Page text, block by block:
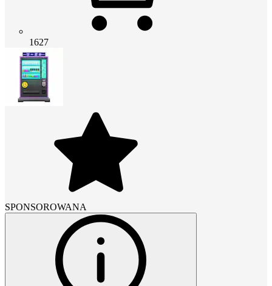
1627
SPONSOROWANA